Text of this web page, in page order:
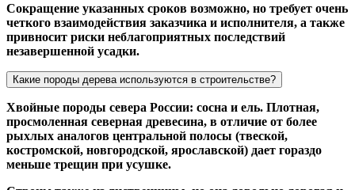
Сокращение указанных сроков возможно, но требует очень
четкого взаимодействия заказчика и исполнителя, а также
привносит риски неблагоприятных последствий
незавершенной усадки.
Какие породы дерева используются в строительстве?
Хвойные породы севера России: сосна и ель. Плотная,
просмоленная северная древесина, в отличие от более
рыхлых аналогов центральной полосы (твеской,
костромской, новгородской, ярославской) дает гораздо
меньше трещин при усушке.